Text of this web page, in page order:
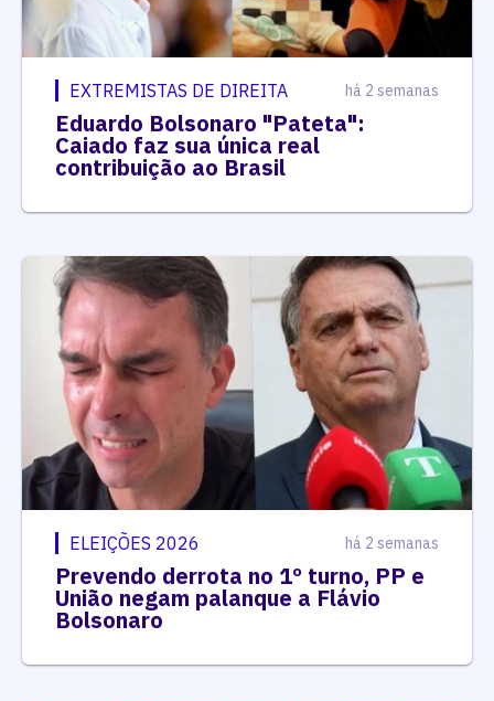
EXTREMISTAS DE DIREITA há 2 semanas
Eduardo Bolsonaro "Pateta":
Caiado faz sua única real
contribuição ao Brasil
ELEIÇÕES 2026 há 2 semanas
Prevendo derrota no 1º turno, PP e
União negam palanque a Flávio
Bolsonaro